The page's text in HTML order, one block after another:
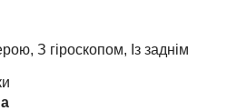
З гіроскопом, Із заднім